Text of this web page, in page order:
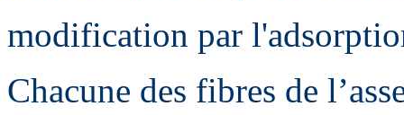
modification par
Chacune des fibres de